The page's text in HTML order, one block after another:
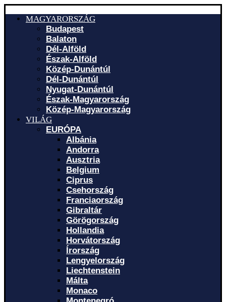
MAGYARORSZÁG
Budapest
Balaton
Dél-Alföld
Észak-Alföld
Közép-Dunántúl
Dél-Dunántúl
Nyugat-Dunántúl
Észak-Magyarország
Közép-Magyarország
VILÁG
EURÓPA
Albánia
Andorra
Ausztria
Belgium
Ciprus
Csehország
Franciaország
Gibraltár
Görögország
Hollandia
Horvátország
Írország
Lengyelország
Liechtenstein
Málta
Monaco